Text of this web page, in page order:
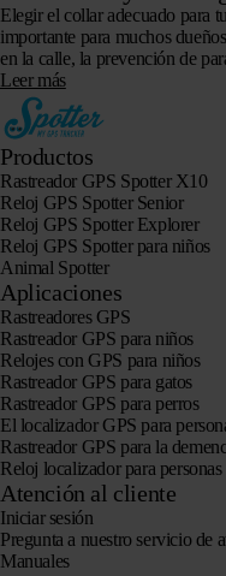
Elegir el collar adecuado para
importante para muchos
en la calle, la prevención de
precisa,…
Leer más
Productos
Rastreador GPS Spotter X10
Reloj GPS Spotter Senior
Reloj GPS Spotter Explorer
Reloj GPS Spotter para niños
Animal Spotter
Aplicaciones
Rastreadores GPS
Rastreador GPS para niños
Relojes con GPS para niños
Rastreador GPS para gatos
Rastreador GPS para perros
El localizador GPS para
Rastreador GPS para la
Reloj localizador para
Atención al cliente
Iniciar sesión
Pregunta a nuestro servicio de
Manuales